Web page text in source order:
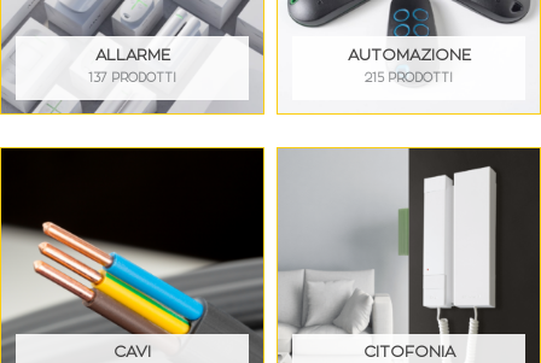
ALLARME
137 PRODOTTI
AUTOMAZIONE
215 PRODOTTI
CAVI CITOFONIA